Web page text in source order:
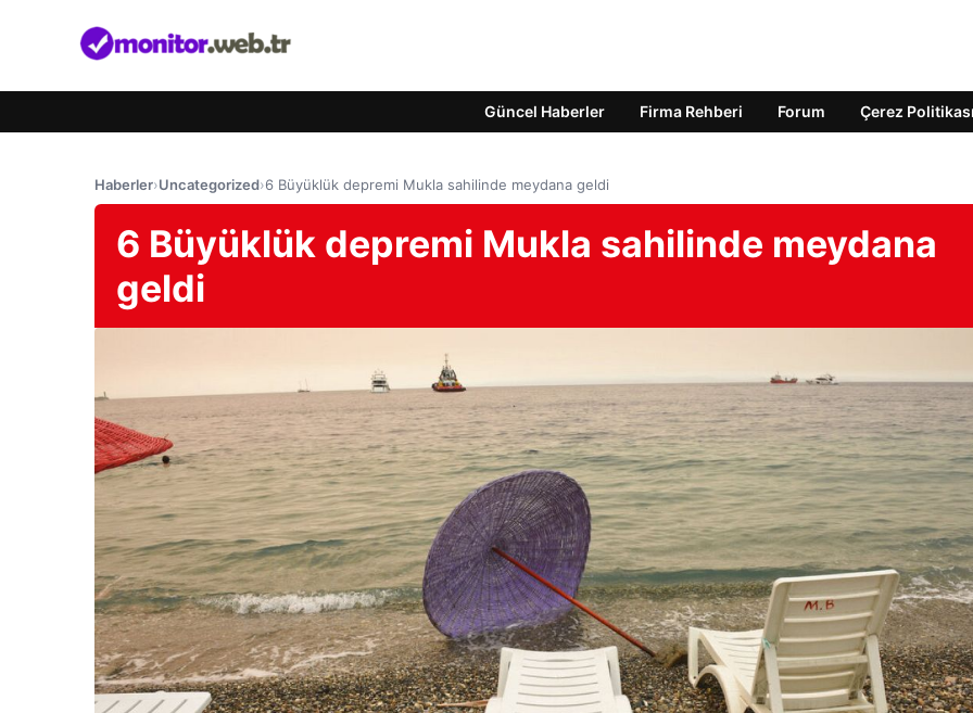
Güncel Haberler Firma Rehberi Forum Çerez Politikası
Haberler›Uncategorized›6 Büyüklük depremi Mukla sahilinde meydana geldi
6 Büyüklük depremi Mukla sahilinde meydana
geldi